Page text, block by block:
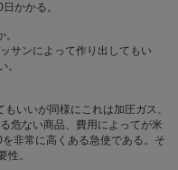
かかる。
サンによって作り出してもい
。
いいが同様にこれは加圧ガス、
危ない商品、費用によってが米
非常に高くある急使である。そ
性。